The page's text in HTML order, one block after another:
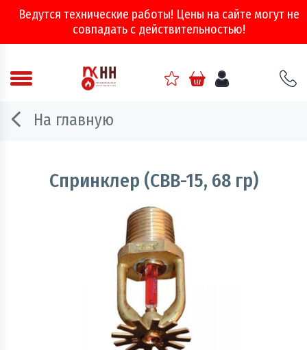
Ведутся технические работы! Цены на сайте могут не
совпадать с действительностью!
Аварийно - спасательное оборудование
Двери, ворота и люки противопожарные
Информационно-справочная литература
Обеспечение эвакуации, знаки безопасности
Огнебиозащитные составы
Пожарно - охранная сигнализация и системы
оповещения при пожаре
На главную
Спринклер (СВВ-15, 68 гр)